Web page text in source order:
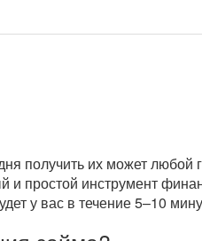
получить их может любой
и простой инструмент
у вас в течение 5–10